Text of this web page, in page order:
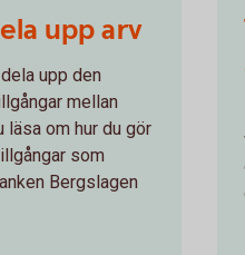
upp arv
upp den
mellan
läsa om hur du gör
som
Bergslagen